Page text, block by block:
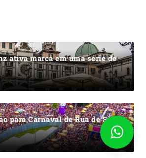
ativa marca em uma série de
para Carnaval de Rua de São